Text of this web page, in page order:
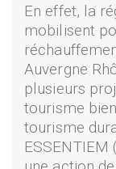
En effet, la
mobilisent
Auvergne
plusieurs
tourisme
tourisme